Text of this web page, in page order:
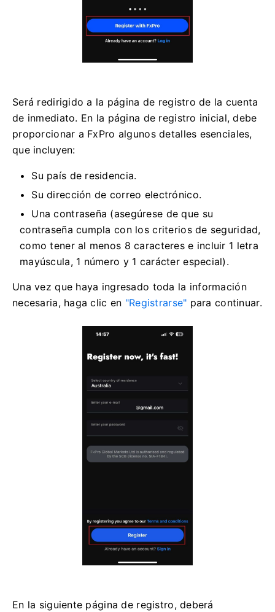
Será redirigido a la página de registro de la cuenta
de inmediato. En la página de registro inicial, debe
proporcionar a FxPro algunos detalles esenciales,
que incluyen:
Su país de residencia.
Su dirección de correo electrónico.
Una contraseña (asegúrese de que su
contraseña cumpla con los criterios de seguridad,
como tener al menos 8 caracteres e incluir 1 letra
mayúscula, 1 número y 1 carácter especial).
Una vez que haya ingresado toda la información
necesaria, haga clic en "Registrarse" para continuar.
En la siguiente página de registro, deberá